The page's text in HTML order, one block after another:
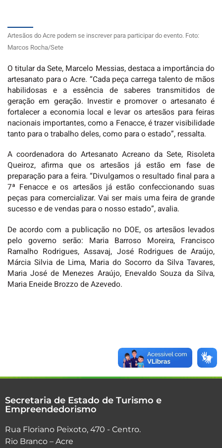
Artesãos do Acre podem se inscrever para participar do evento. Foto:
Marcos Rocha/Sete
O titular da Sete, Marcelo Messias, destaca a importância do
artesanato para o Acre. “Cada peça carrega talento de mãos
habilidosas e a essência de saberes transmitidos de
geração em geração. Investir e promover o artesanato é
fortalecer a economia local e levar os artesãos para feiras
nacionais importantes, como a Fenacce, é trazer visibilidade
tanto para o trabalho deles, como para o estado”, ressalta.
A coordenadora do Artesanato Acreano da Sete, Risoleta
Queiroz, afirma que os artesãos já estão em fase de
preparação para a feira. “Divulgamos o resultado final para a
7ª Fenacce e os artesãos já estão confeccionando suas
peças para comercializar. Vai ser mais uma feira de grande
sucesso e de vendas para o nosso estado”, avalia.
De acordo com a publicação no DOE, os artesãos levados
pelo governo serão: Maria Barroso Moreira, Francisco
Ramalho Rodrigues, Assavaj, José Rodrigues de Araújo,
Márcia Silvia de Lima, Maria do Socorro da Silva Tavares,
Maria José de Menezes Araújo, Enevaldo Souza da Silva,
Maria Eneide Brozzo de Azevedo.
Secretaria de Estado de Turismo e
Empreendedorismo
Rua Floriano Peixoto, 470 - Centro.
Rio Branco – Acre